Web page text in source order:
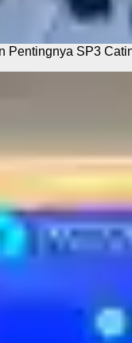
Pentingnya SP3